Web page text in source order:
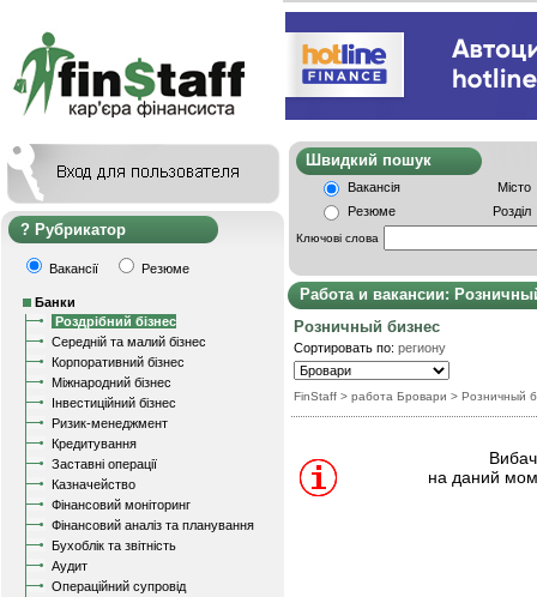
Рубрикатор
Вакансії Резюме
Банки
Роздрібний бізнес
Середній та малий бізнес
Корпоративний бізнес
Міжнародний бізнес
Інвестиційний бізнес
Ризик-менеджмент
Кредитування
Заставні операції
Казначейство
Фінансовий моніторинг
Фінансовий аналіз та планування
Бухоблік та звітність
Аудит
Операційний супровід
Швидкий
Вакансія
Місто
Резюме
Розділ
Ключові слова
Работа и вакансии:
Розничный бизнес
Сортировать по: региону
FinStaff > работа Бровари > Розничный
на даний